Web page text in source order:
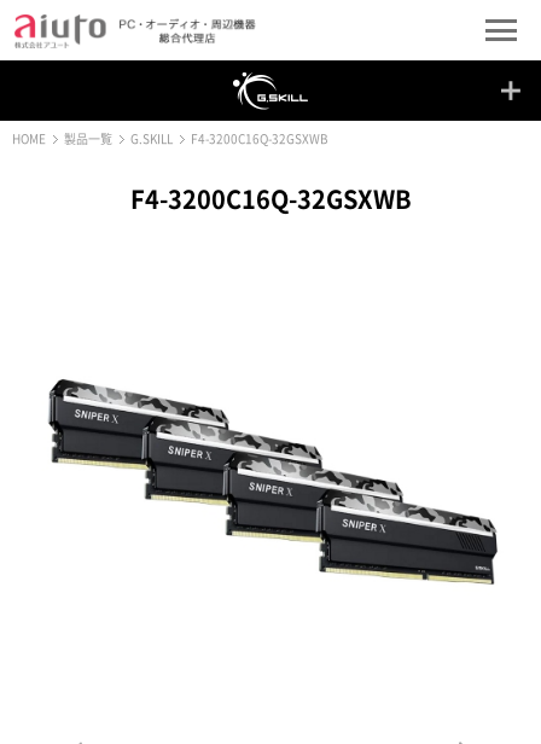
HOME 製品一覧 G.SKILL F4-3200C16Q-32GSXWB
F4-3200C16Q-32GSXWB